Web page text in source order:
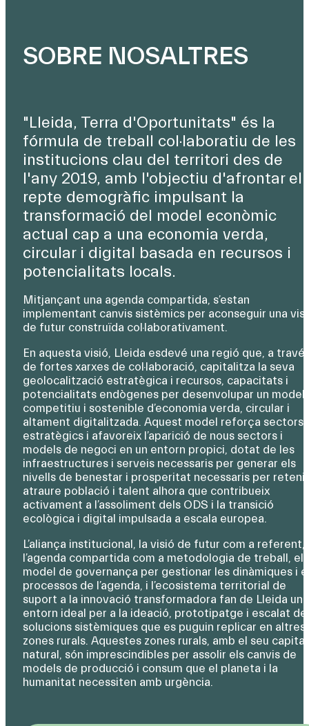
SOBRE NOSALTRES
"Lleida, Terra d'Oportunitats" és la
fórmula de treball col·laboratiu de les
institucions clau del territori des de
l'any 2019, amb l'objectiu d'afrontar el
repte demogràfic impulsant la
transformació del model econòmic
actual cap a una economia verda,
circular i digital basada en recursos i
potencialitats locals.
Mitjançant una agenda compartida, s’estan
implementant canvis sistèmics per aconseguir una
de futur construïda col·laborativament.
En aquesta visió, Lleida esdevé una regió que, a
de fortes xarxes de col·laboració, capitalitza la seva
geolocalització estratègica i recursos, capacitats i
potencialitats endògenes per desenvolupar un model
competitiu i sostenible d’economia verda, circular i
altament digitalitzada. Aquest model reforça sectors
estratègics i afavoreix l’aparició de nous sectors i
models de negoci en un entorn propici, dotat de les
infraestructures i serveis necessaris per generar els
nivells de benestar i prosperitat necessaris per
atraure població i talent alhora que contribueix
activament a l’assoliment dels ODS i la transició
ecològica i digital impulsada a escala europea.
L’aliança institucional, la visió de futur com a referent,
l’agenda compartida com a metodologia de treball, el
model de governança per gestionar les dinàmiques i
processos de l’agenda, i l’ecosistema territorial de
suport a la innovació transformadora fan de Lleida un
entorn ideal per a la ideació, prototipatge i escalat de
solucions sistèmiques que es puguin replicar en altres
zones rurals. Aquestes zones rurals, amb el seu capital
natural, són imprescindibles per assolir els canvis de
models de producció i consum que el planeta i la
humanitat necessiten amb urgència.